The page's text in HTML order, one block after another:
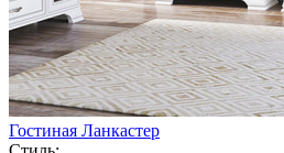
Гостиная Ланкастер